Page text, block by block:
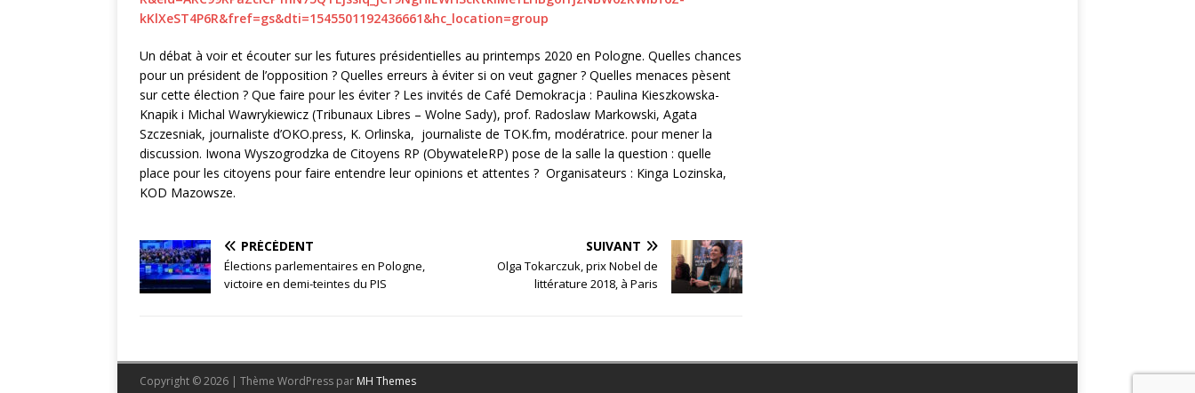
kKlXeST4P6R&fref=gs&dti=1545501192436661&hc_location=group
Un débat à voir et écouter sur les futures présidentielles au printemps 2020 en Pologne. Quelles chances
pour un président de l’opposition ? Quelles erreurs à éviter si on veut gagner ? Quelles menaces pèsent
sur cette élection ? Que faire pour les éviter ? Les invités de Café Demokracja : Paulina Kieszkowska-
Knapik i Michal Wawrykiewicz (Tribunaux Libres – Wolne Sady), prof. Radoslaw Markowski, Agata
Szczesniak, journaliste d’OKO.press, K. Orlinska, journaliste de TOK.fm, modératrice. pour mener la
discussion. Iwona Wyszogrodzka de Citoyens RP (ObywateleRP) pose de la salle la question : quelle
place pour les citoyens pour faire entendre leur opinions et attentes ? Organisateurs : Kinga Lozinska,
KOD Mazowsze.
PRÉCÉDENT
Élections parlementaires en Pologne,
victoire en demi-teintes du PIS
SUIVANT
Olga Tokarczuk, prix Nobel de
littérature 2018, à Paris
Copyright © 2026 | Thème WordPress par MH Themes